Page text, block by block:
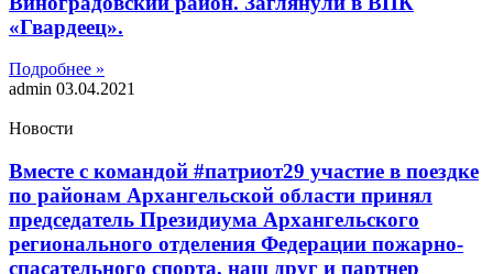
«Гвардеец».
Подробнее »
admin 03.04.2021
Новости
Вместе с командой #патриот29 участие в поездке
по районам Архангельской области принял
председатель Президиума Архангельского
регионального отделения Федерации пожарно-
спасательного спорта, наш друг и партнер